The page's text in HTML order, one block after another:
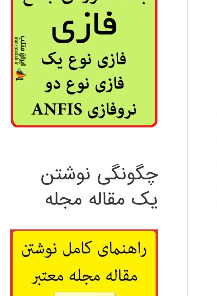
چگونگی نوشتن
یک مقاله مجله